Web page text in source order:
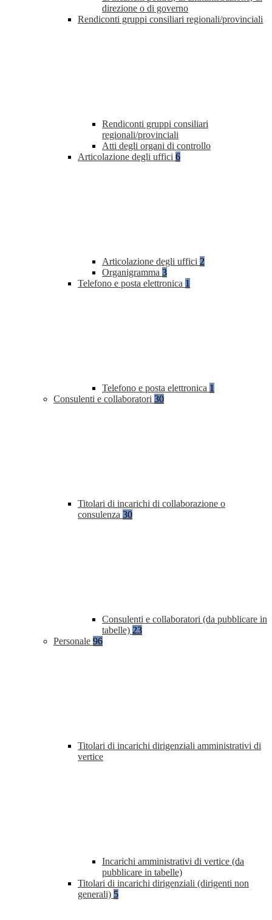
direzione o di governo
Rendiconti gruppi consiliari regionali/provinciali
Rendiconti gruppi consiliari
regionali/provinciali
Atti degli organi di controllo
Articolazione degli uffici 6
Articolazione degli uffici 2
Organigramma 3
Telefono e posta elettronica 1
Telefono e posta elettronica 1
Consulenti e collaboratori 30
Titolari di incarichi di collaborazione o
consulenza 30
Consulenti e collaboratori (da pubblicare in
tabelle) 23
Personale 96
Titolari di incarichi dirigenziali amministrativi di
vertice
Incarichi amministrativi di vertice (da
pubblicare in tabelle)
Titolari di incarichi dirigenziali (dirigenti non
generali) 5